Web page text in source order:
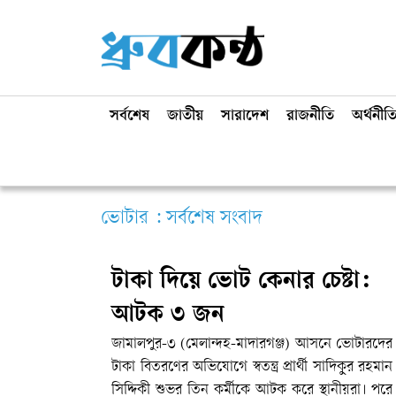
সর্বশেষ জাতীয় সারাদেশ রাজনীতি অর্থনীতি
ভোটার : সর্বশেষ সংবাদ
টাকা দিয়ে ভোট কেনার চেষ্টা:
আটক ৩ জন
জামালপুর-৩ (মেলান্দহ-মাদারগঞ্জ) আসনে ভোটারদের
টাকা বিতরণের অভিযোগে স্বতন্ত্র প্রার্থী সাদিকুর রহমান
সিদ্দিকী শুভর তিন কর্মীকে আটক করে স্থানীয়রা। পরে